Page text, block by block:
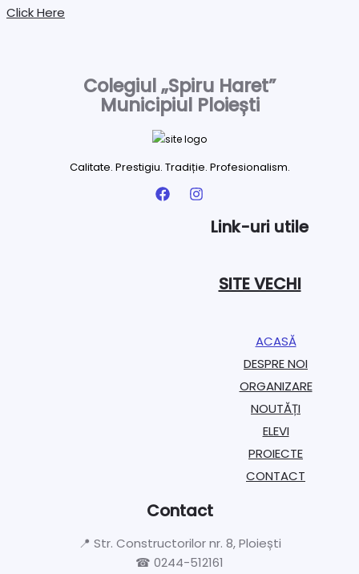
Click Here
Colegiul „Spiru Haret”
Municipiul Ploiești
Calitate. Prestigiu. Tradiție. Profesionalism.
Link-uri utile
SITE VECHI
ACASĂ
DESPRE NOI
ORGANIZARE​
NOUTĂȚI
ELEVI
PROIECTE​
CONTACT
Contact
📍 Str. Constructorilor nr. 8, Ploiești
☎ 0244-512161